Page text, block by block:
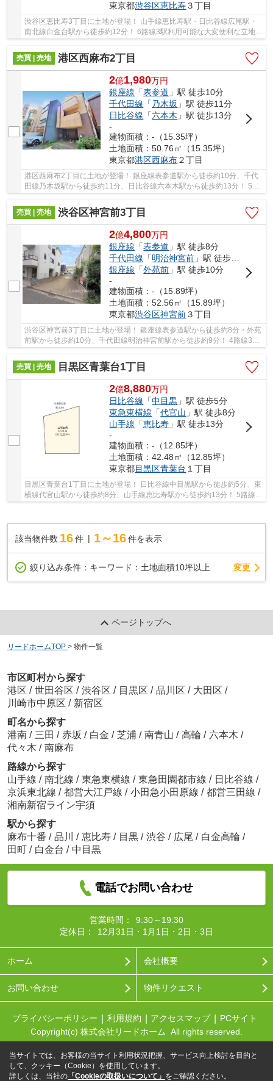
東京都渋谷区恵比寿３丁目
渋谷区恵比寿3丁目に土地が登場！ 山手線恵比寿駅・日比谷線広尾駅・
南北線白金台駅から徒歩約12分！ 6路線3駅利用可能な大変便利な立地に
売買 | 売地
港区西麻布2丁目
2億1,980万円
銀座線 「表参道 」駅 徒歩10分
千代田線 「 乃木坂 」駅 徒歩11分
日比谷線 「六本木 」駅 徒歩13分
-
建物面積：-（15.35坪）
土地面積：50.76㎡（15.35坪）
東京都港区西麻布２丁目
港区西麻布2丁目に土地が登場！ 銀座線表参道駅から徒歩約10分、千代
田線乃木坂駅から徒歩約11分、日比谷線六本木駅から徒歩約13分！ 5路
売買 | 売地
渋谷区神宮前3丁目
2億4,800万円
銀座線 「表参道 」駅 徒歩8分
千代田線 「明治神宮前 」駅 徒歩9分
銀座線 「外苑前 」駅 徒歩10分
-
建物面積：-（15.89坪）
土地面積：52.56㎡（15.89坪）
東京都渋谷区神宮前３丁目
渋谷区神宮前3丁目に土地が登場！ 銀座線表参道駅から徒歩約8分・外苑
前駅から徒歩約10分、千代田線明治神宮前駅から徒歩約9分！ 4路線3駅
売買 | 売地
目黒区青葉台1丁目
2億8,880万円
日比谷線 「中目黒 」駅 徒歩5分
東急東横線 「代官山 」駅 徒歩8分
山手線 「恵比寿 」駅 徒歩13分
-
建物面積：-（12.85坪）
土地面積：42.48㎡（12.85坪）
東京都目黒区青葉台 １丁目
目黒区青葉台1丁目に土地が登場！ 日比谷線中目黒駅から徒歩約5分、東
横線代官山駅から徒歩約8分、山手線恵比寿駅から徒歩約13分！ 5路線3
駅利用可能な大変便利な立地に位置した物件で...
該当物件数 16件 1～16 件を表示
絞り込み条件： キーワード：土地面積10坪以上 変更
ページトップへ
リードホームTOP > 物件一覧
市区町村から探す
港区 / 世田谷区 / 渋谷区 / 目黒区 / 品川区 / 大田区 /
川崎市中原区 / 新宿区
町名から探す
港南 / 三田 / 赤坂 / 白金 / 芝浦 / 南青山 / 高輪 / 六本木 /
代々木 / 南麻布
路線から探す
山手線 / 南北線 / 東急東横線 / 東急田園都市線 / 日比谷線 /
京浜東北線 / 都営大江戸線 / 小田急小田原線 / 都営三田線 /
湘南新宿ライン宇須
駅から探す
麻布十番 / 品川 / 恵比寿 / 目黒 / 渋谷 / 広尾 / 白金高輪 /
田町 / 白金台 / 中目黒
電話でお問い合わせ
営業時間：
9:30～19:30
定休日：
12月31日・1月1日・2日・3日
ホーム 会社概要
お問い合わせ 物件リクエスト
プライバシーポリシー 利用規約 アクセスマップ
PCサイト
Copyright(c) 株式会社リードホーム All rights reserved.
当サイトでは、お客様の当サイト利用状況把握、サービス向上検討を目的と
して、クッキー（Cookie）を使用しています。
詳しくは、当社の 「Cookieの取扱いについて」 をご確認ください。